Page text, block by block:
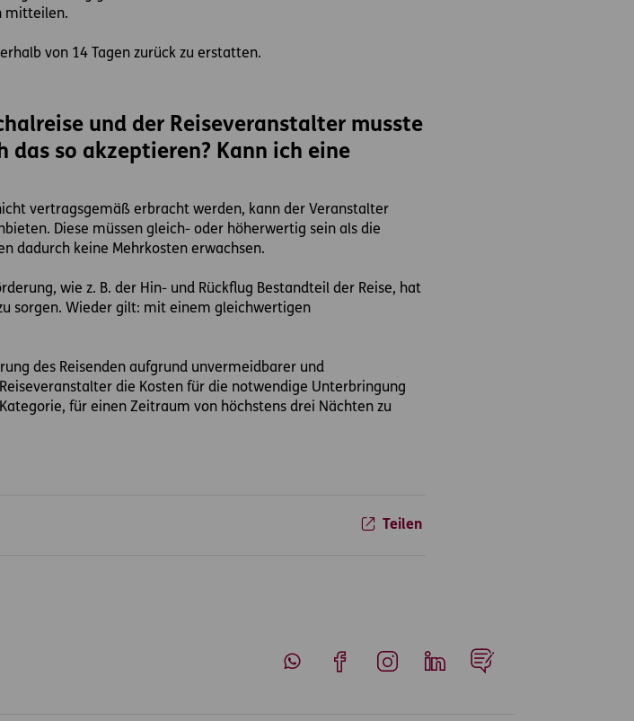
mitteilen.
von 14 Tagen zurück zu erstatten.
und der Reiseveranstalter musste
das so akzeptieren? Kann ich eine
vertragsgemäß erbracht werden, kann der Veranstalter
Diese müssen gleich- oder höherwertig sein als die
dadurch keine Mehrkosten erwachsen.
wie z. B. der Hin- und Rückflug Bestandteil der Reise, hat
sorgen. Wieder gilt: mit einem gleichwertigen
des Reisenden aufgrund unvermeidbarer und
die Kosten für die notwendige Unterbringung
für einen Zeitraum von höchstens drei Nächten zu
Teilen